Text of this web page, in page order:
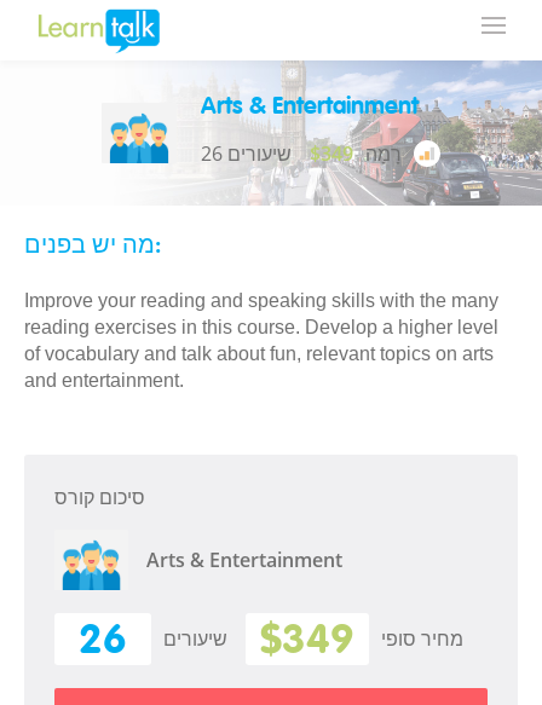
Arts & Entertainment
26 שיעורים $349 רָמָה
מה יש בפנים:
Improve your reading and speaking skills with the many
reading exercises in this course. Develop a higher level
of vocabulary and talk about fun, relevant topics on arts
and entertainment.
סיכום קורס
Arts & Entertainment
26 שיעורים $349 מחיר סופי